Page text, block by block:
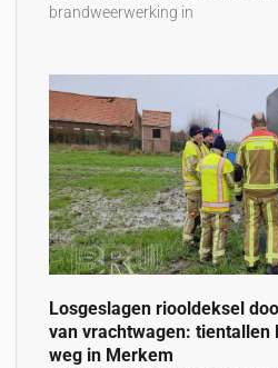
brandweerwerking in
Losgeslagen riooldeksel
van vrachtwagen:
weg in Merkem